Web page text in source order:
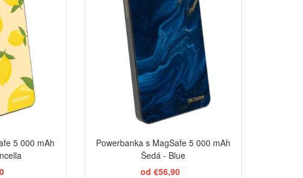
5 000 mAh
Powerbanka s MagSafe 5 000 mAh
Šedá - Blue
od €56,90